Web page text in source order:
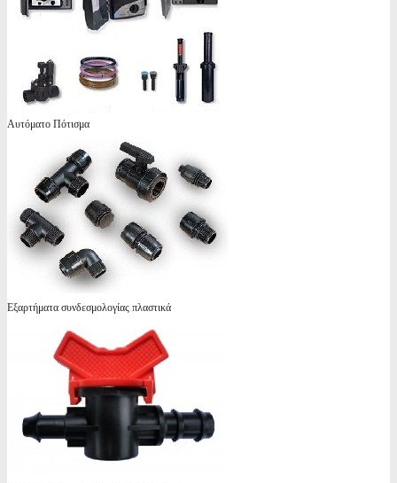
Αυτόματο Πότισμα
Εξαρτήματα συνδεσμολογίας πλαστικά